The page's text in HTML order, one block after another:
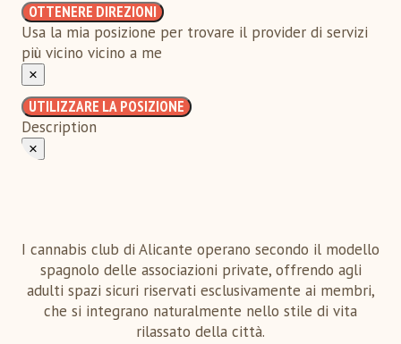
OTTENERE DIREZIONI
Usa la mia posizione per trovare il provider di servizi
più vicino vicino a me
×
UTILIZZARE LA POSIZIONE
Description
×
I cannabis club di Alicante operano secondo il modello
spagnolo delle associazioni private, offrendo agli
adulti spazi sicuri riservati esclusivamente ai membri,
che si integrano naturalmente nello stile di vita
rilassato della città.